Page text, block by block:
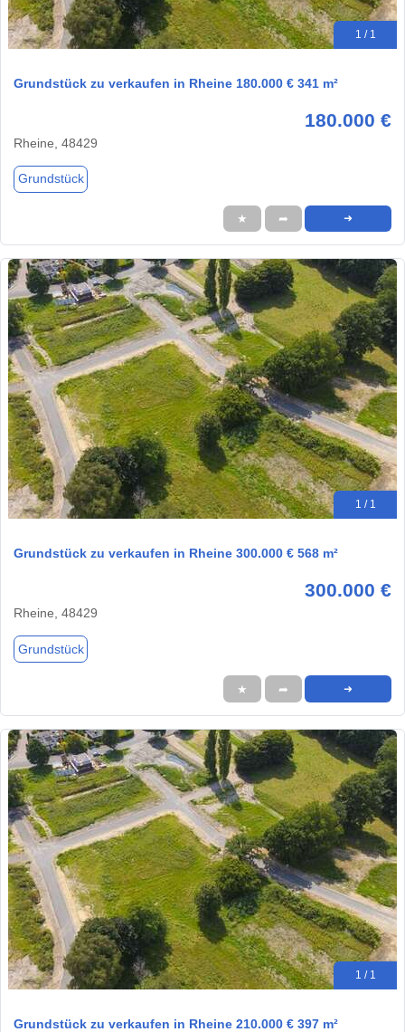
1 / 1
Grundstück zu verkaufen in Rheine 180.000 € 341 m²
180.000 €
Rheine, 48429
Grundstück
★ ➦ ➜
1 / 1
Grundstück zu verkaufen in Rheine 300.000 € 568 m²
300.000 €
Rheine, 48429
Grundstück
★ ➦ ➜
1 / 1
Grundstück zu verkaufen in Rheine 210.000 € 397 m²